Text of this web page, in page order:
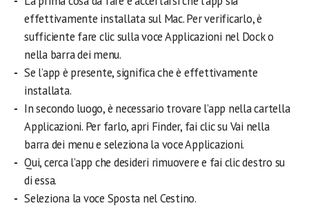
effettivamente installata sul Mac. Per verificarlo, è
sufficiente fare clic sulla voce Applicazioni nel Dock o
nella barra dei menu.
Se l’app è presente, significa che è effettivamente
installata.
In secondo luogo, è necessario trovare l’app nella cartella
Applicazioni. Per farlo, apri Finder, fai clic su Vai nella
barra dei menu e seleziona la voce Applicazioni.
Qui, cerca l’app che desideri rimuovere e fai clic destro su
di essa.
Seleziona la voce Sposta nel Cestino.